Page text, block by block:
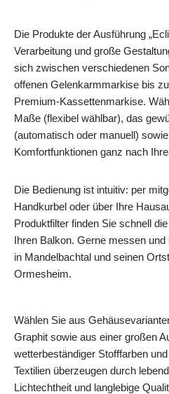
Die Produkte der Ausführung
Verarbeitung und große
sich zwischen verschiedenen
offenen Gelenkarmmarkise bis
Premium-Kassettenmarkise.
Maße (flexibel wählbar), das
(automatisch oder manuell)
Komfortfunktionen ganz nach
Die Bedienung ist intuitiv: per
Handkurbel oder über Ihre
Produktfilter finden Sie schnell
Ihren Balkon. Gerne messen
in Mandelbachtal und seinen
Ormesheim.
Wählen Sie aus
Graphit sowie aus einer großen
wetterbeständiger Stofffarben
Textilien überzeugen durch
Lichtechtheit und langlebige